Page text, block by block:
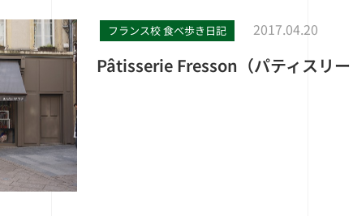
フランス校 食べ歩き日記 2017.04.20
Pâtisserie Fresson（パティスリー